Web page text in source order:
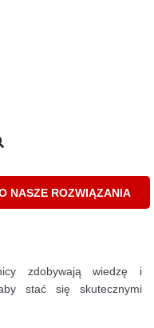
NASZE ROZWIĄZANIA
zdobywają wiedzę i
stać się skutecznymi